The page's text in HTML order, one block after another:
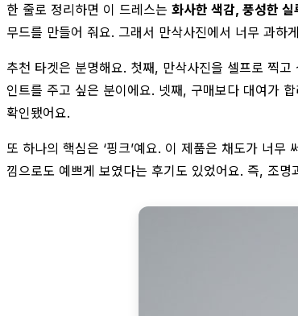
한 줄로 정리하면 이 드레스는 화사한 색감, 풍성한
무드를 만들어 줘요. 그래서 만삭사진에서 너무 과하
추천 타겟은 분명해요. 첫째, 만삭사진을 셀프로 찍
인트를 주고 싶은 분이에요. 넷째, 구매보다 대여가
확인됐어요.
또 하나의 핵심은 ‘핑크’예요. 이 제품은 채도가 너
낌으로도 예쁘게 보였다는 후기도 있었어요. 즉, 조